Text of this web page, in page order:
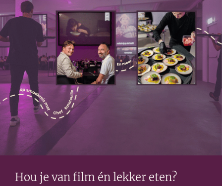
08 december 2018
Volle balzalen zorgen
voor 9.000 bezoekers
Hou je van film én lekker eten?